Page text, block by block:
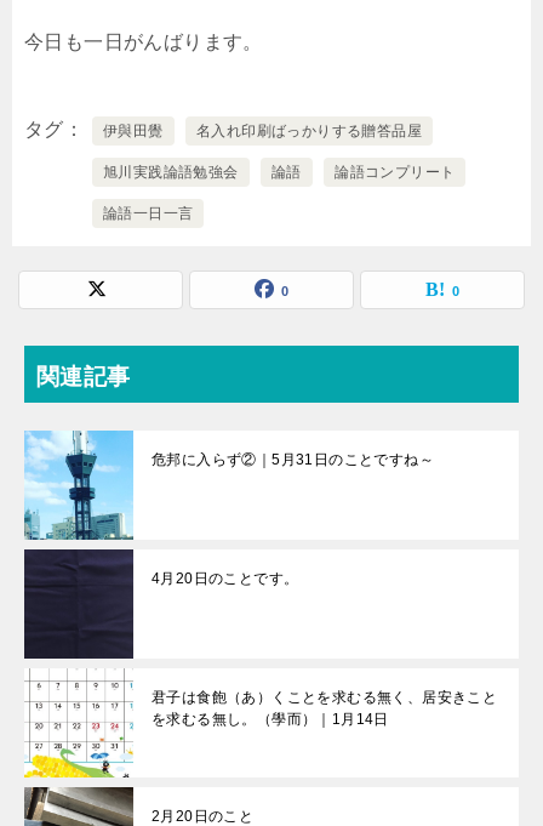
今日も一日がんばります。
タグ 伊與田覺 名入れ印刷ばっかりする贈答品屋
旭川実践論語勉強会 論語 論語コンプリート
論語一日一言
0 0
関連記事
危邦に入らず②｜5月31日のことですね～
4月20日のことです。
君子は食飽（あ）くことを求むる無く、居安きこと
を求むる無し。（學而）｜1月14日
2月20日のこと